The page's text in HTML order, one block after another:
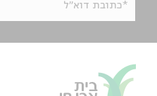
*כתובת דוא"ל